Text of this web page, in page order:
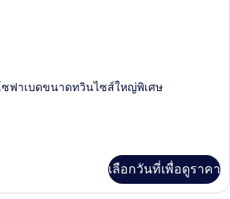
ซฟาเบดขนาดทวินไซส์ใหญ่พิเศษ
เลือกวันที่เพื่อดูราคา